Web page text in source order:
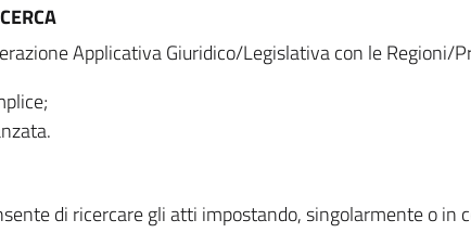
Applicativa Giuridico/Legislativa con le
di ricercare gli atti impostando, singolarmente o